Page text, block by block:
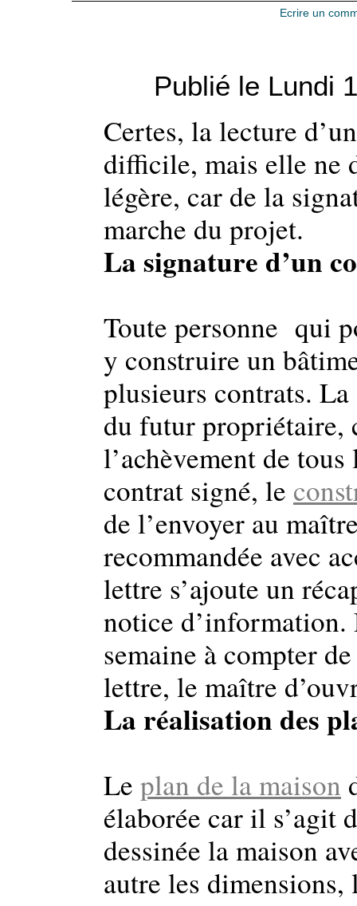
Ecrire un
Publié le Lundi
Certes, la lecture
difficile, mais elle ne
légère, car de la
marche du projet.
La signature d’un
Toute personne qui
y construire un
plusieurs contrats.
du futur propriétaire,
l’achèvement de
contrat signé, le
de l’envoyer au
recommandée avec
lettre s’ajoute un
notice d’information.
semaine à compter
lettre, le maître
La réalisation des
Le plan de la maison
élaborée car il s’agit
dessinée la maison
autre les dimensions,